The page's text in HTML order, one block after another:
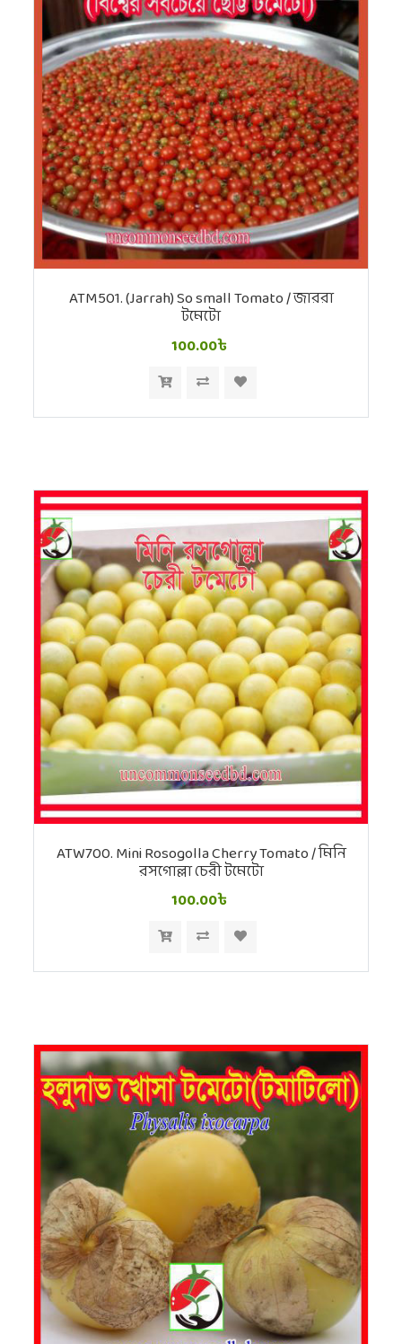
ATM501. (Jarrah) So small Tomato / জাররা
টমেটো
100.00৳
ATW700. Mini Rosogolla Cherry Tomato / মিনি
রসগোল্লা চেরী টমেটো
100.00৳